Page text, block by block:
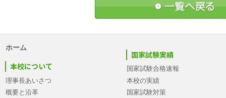
ホーム
本校について
理事長あいさつ
概要と沿革
国家試験実績
国家試験合格速報
本校の実績
国家試験対策